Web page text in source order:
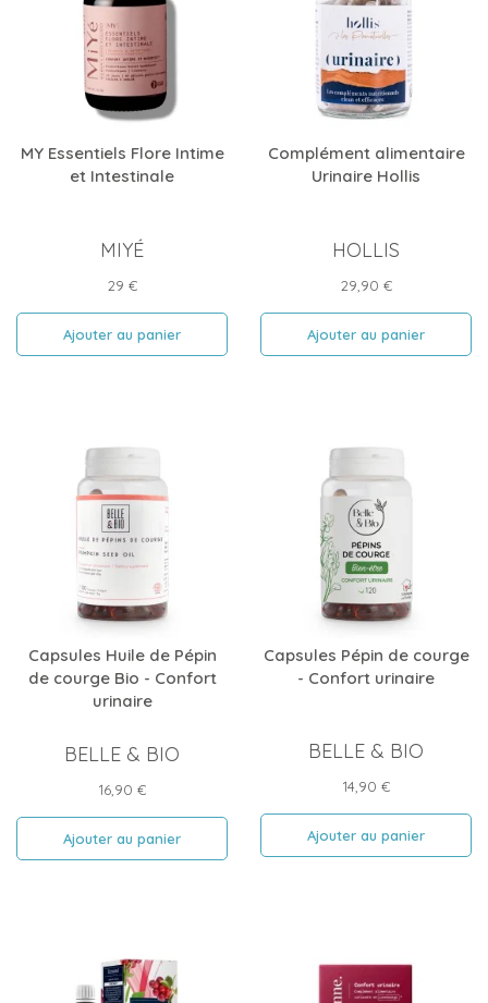
MY Essentiels Flore Intime
et Intestinale
MIYÉ
Prix
29 €
Ajouter au panier
Complément alimentaire
Urinaire Hollis
HOLLIS
Prix
29,90 €
Ajouter au panier
Capsules Huile de Pépin
de courge Bio - Confort
urinaire
BELLE & BIO
Prix
16,90 €
Ajouter au panier
Capsules Pépin de courge
- Confort urinaire
BELLE & BIO
Prix
14,90 €
Ajouter au panier